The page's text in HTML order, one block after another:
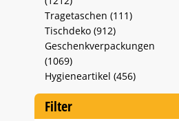
Tragetaschen (111)
Tischdeko (912)
Geschenkverpackungen
(1069)
Hygieneartikel (456)
Filter